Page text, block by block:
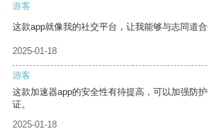
游客
这款app就像我的社交平台，让我能够与志同道合
2025-01-18
游客
这款加速器app的安全性有待提高，可以加强防
证。
2025-01-18